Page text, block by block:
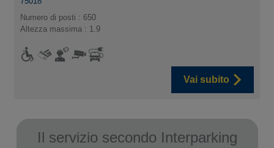
Numero di posti : 650
Altezza massima : 1.9
Vai subito
Il servizio secondo Interparking